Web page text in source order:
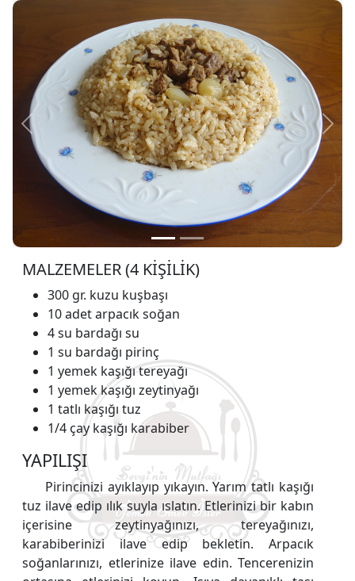
Önceki
MALZEMELER (4 KİŞİLİK)
300 gr. kuzu kuşbaşı
10 adet arpacık soğan
4 su bardağı su
1 su bardağı pirinç
1 yemek kaşığı tereyağı
1 yemek kaşığı zeytinyağı
1 tatlı kaşığı tuz
1/4 çay kaşığı karabiber
YAPILIŞI
Pirincinizi ayıklayıp yıkayın. Yarım tatlı kaşığı
tuz ilave edip ılık suyla ıslatın. Etlerinizi bir kabın
içerisine zeytinyağınızı, tereyağınızı,
karabiberinizi ilave edip bekletin. Arpacık
soğanlarınızı, etlerinize ilave edin. Tencerenizin